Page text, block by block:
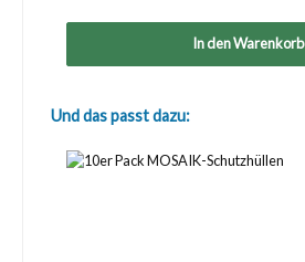
In den Warenkorb
Produktgalerie überspringen
Und das passt dazu: